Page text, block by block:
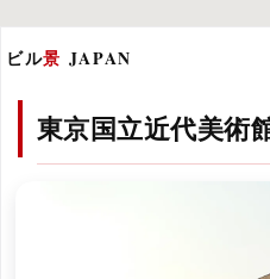
ビル景 JAPAN
東京国立近代美術